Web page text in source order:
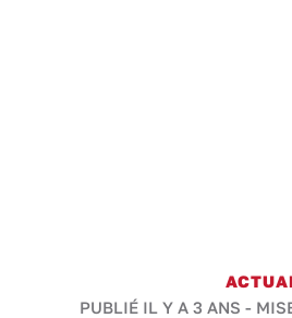
PUBLIÉ IL Y A 3 ANS -